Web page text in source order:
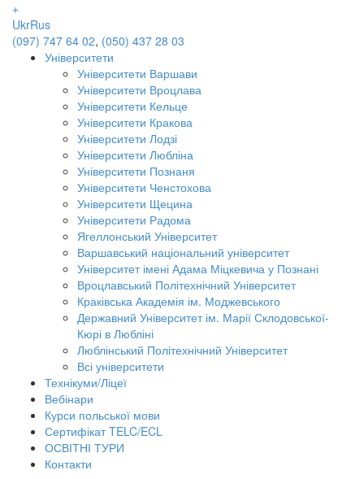
+
UkrRus
(097) 747 64 02, (050) 437 28 03
Університети
Університети Варшави
Університети Вроцлава
Університети Кельце
Університети Кракова
Університети Лодзі
Університети Любліна
Університети Познаня
Університети Ченстохова
Університети Щецина
Університети Радома
Ягеллонський Університет
Варшавський національний університет
Університет імені Адама Міцкевича у Познані
Вроцлавський Політехнічний Університет
Краківська Академія ім. Моджевського
Державний Університет ім. Марії Склодовської-
Кюрі в Любліні
Люблінський Політехнічний Університет
Всі університети
Технікуми/Ліцеї
Вебінари
Курси польської мови
Сертифікат TELC/ECL
ОСВІТНІ ТУРИ
Контакти